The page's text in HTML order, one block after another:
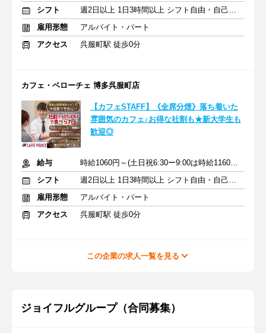
シフト
週2日以上 1日3時間以上 シフト自由・自己申告
雇用形態
アルバイト・パート
アクセス
呉服町駅 徒歩0分
カフェ・ベローチェ 博多呉服町店
【カフェSTAFF】《全席分煙》落ち着いた
雰囲気のカフェ♪お得な社割も★新大学生も
歓迎◎
給与
時給1060円～(土日祝6:30ー9:00は時給1160円)＋交通費
シフト
週2日以上 1日3時間以上 シフト自由・自己申告
雇用形態
アルバイト・パート
アクセス
呉服町駅 徒歩0分
この企業の求人一覧を見る
ジョイフルグループ（合同募集）